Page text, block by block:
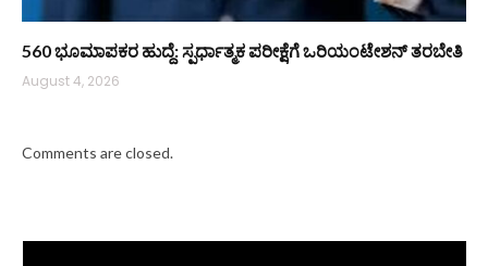
560 ಭೂಮಾಪಕರ ಹುದ್ದೆ: ಸ್ಪರ್ಧಾತ್ಮಕ ಪರೀಕ್ಷೆಗೆ ಒರಿಯಂಟೇಶನ್ ತರಬೇತಿ
August 4, 2026
Comments are closed.